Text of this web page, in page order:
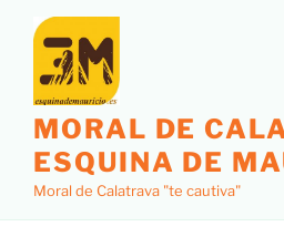
MORAL DE
ESQUINA DE
Moral de Calatrava "te cautiva"